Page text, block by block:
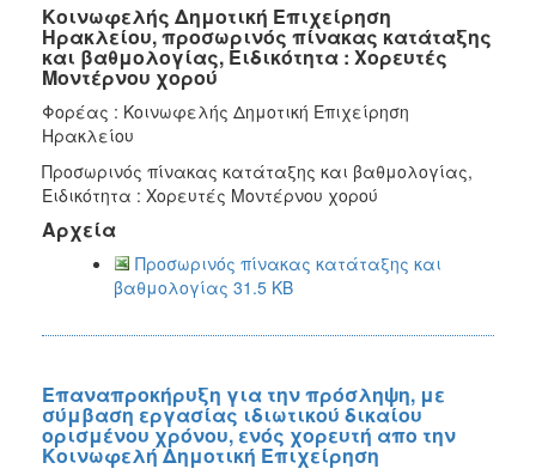
Κοινωφελής Δημοτική Επιχείρηση
Ηρακλείου, προσωρινός πίνακας κατάταξης
και βαθμολογίας, Ειδικότητα : Χορευτές
Μοντέρνου χορού
Φορέας : Κοινωφελής Δημοτική Επιχείρηση
Ηρακλείου
Προσωρινός πίνακας κατάταξης και βαθμολογίας,
Ειδικότητα : Χορευτές Μοντέρνου χορού
Αρχεία
Προσωρινός πίνακας κατάταξης και
βαθμολογίας 31.5 KB
Επαναπροκήρυξη για την πρόσληψη, με
σύμβαση εργασίας ιδιωτικού δικαίου
ορισμένου χρόνου, ενός χορευτή απο την
Κοινωφελή Δημοτική Επιχείρηση